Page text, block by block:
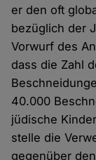
er den oft
bezüglich der
Vorwurf des
dass die Zahl
40.000
jüdische
stelle die
gegenüber